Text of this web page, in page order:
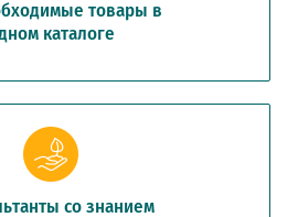
товары в
каталоге
со знанием